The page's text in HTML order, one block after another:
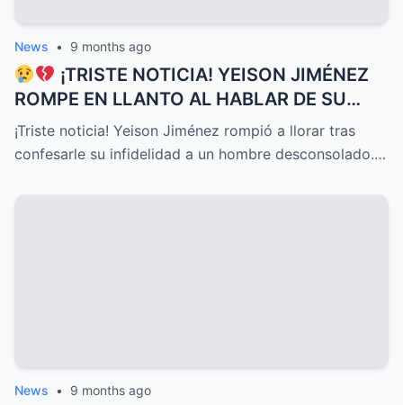
News • 9 months ago
¡TRISTE NOTICIA! YEISON JIMÉNEZ
ROMPE EN LLANTO AL HABLAR DE SU
DELICADO ESTADO DE SALUD HOY, UNA
CONFESIÓN QUE HA CONMOVIDO A
¡Triste noticia! Yeison Jiménez rompió a llorar tras
confesarle su infidelidad a un hombre desconsolado.…
News • 9 months ago